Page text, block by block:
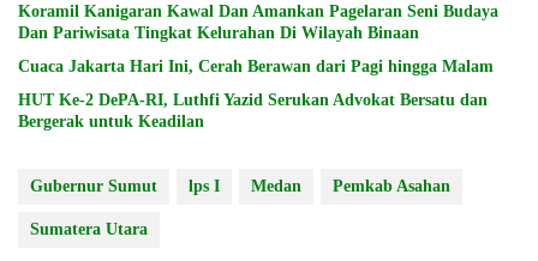
Koramil Kanigaran Kawal Dan Amankan Pagelaran Seni Budaya
Dan Pariwisata Tingkat Kelurahan Di Wilayah Binaan
Cuaca Jakarta Hari Ini, Cerah Berawan dari Pagi hingga Malam
HUT Ke-2 DePA-RI, Luthfi Yazid Serukan Advokat Bersatu dan
Bergerak untuk Keadilan
Gubernur Sumut lps I Medan Pemkab Asahan
Sumatera Utara